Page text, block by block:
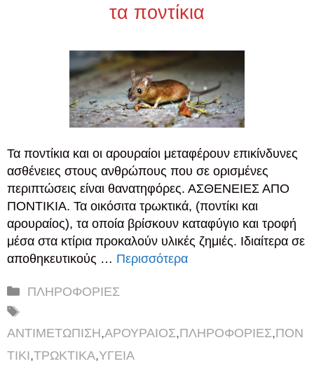
τα ποντίκια
Τα ποντίκια και οι αρουραίοι μεταφέρουν επικίνδυνες
ασθένειες στους ανθρώπους που σε ορισμένες
περιπτώσεις είναι θανατηφόρες. ΑΣΘΕΝΕΙΕΣ ΑΠΟ
ΠΟΝΤΙΚΙΑ. Τα οικόσιτα τρωκτικά, (ποντίκι και
αρουραίος), τα οποία βρίσκουν καταφύγιο και τροφή
μέσα στα κτίρια προκαλούν υλικές ζημιές. Ιδιαίτερα σε
αποθηκευτικούς … Περισσότερα
Κατηγορίες
ΠΛΗΡΟΦΟΡΙΕΣ
ΑΝΤΙΜΕΤΩΠΙΣΗ,ΑΡΟΥΡΑΙΟΣ,ΠΛΗΡΟΦΟΡΙΕΣ,ΠΟΝ
ΤΙΚΙ,ΤΡΩΚΤΙΚΑ,ΥΓΕΙΑ